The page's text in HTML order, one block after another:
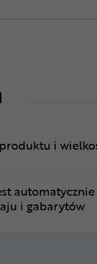
i
automatycznie
i gabarytów